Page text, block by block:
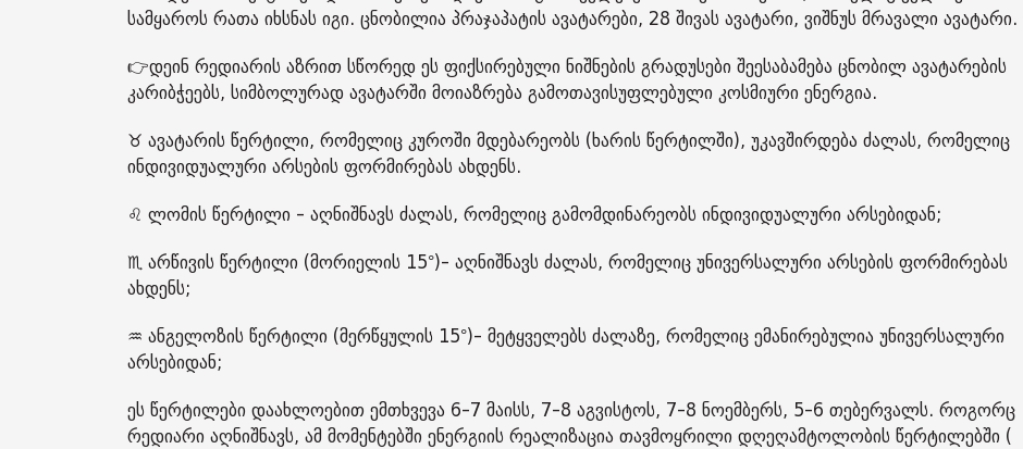
სამყაროს რათა იხსნას იგი. ცნობილია პრაჯაპატის ავატარები, 28 შივას ავატარი, ვიშნუს მრავალი ავატარი.
👉დეინ რედიარის აზრით სწორედ ეს ფიქსირებული ნიშნების გრადუსები შეესაბამება ცნობილ ავატარების
კარიბჭეებს, სიმბოლურად ავატარში მოიაზრება გამოთავისუფლებული კოსმიური ენერგია.
♉️ ავატარის წერტილი, რომელიც კუროში მდებარეობს (ხარის წერტილში), უკავშირდება ძალას, რომელიც
ინდივიდუალური არსების ფორმირებას ახდენს.
♌️ ლომის წერტილი - აღნიშნავს ძალას, რომელიც გამომდინარეობს ინდივიდუალური არსებიდან;
♏️ არწივის წერტილი (მორიელის 15°)- აღნიშნავს ძალას, რომელიც უნივერსალური არსების ფორმირებას
ახდენს;
♒️ ანგელოზის წერტილი (მერწყულის 15°)- მეტყველებს ძალაზე, რომელიც ემანირებულია უნივერსალური
არსებიდან;
ეს წერტილები დაახლოებით ემთხვევა 6-7 მაისს, 7-8 აგვისტოს, 7-8 ნოემბერს, 5-6 თებერვალს. როგორც
რედიარი აღნიშნავს, ამ მომენტებში ენერგიის რეალიზაცია თავმოყრილი დღეღამტოლობის წერტილებში (